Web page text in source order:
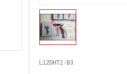
L12DHT2-B3